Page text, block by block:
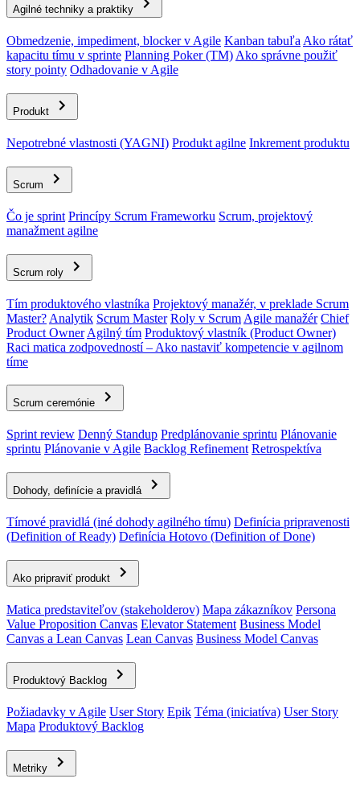
Agilné techniky a praktiky
Obmedzenie, impediment, blocker v Agile Kanban tabuľa Ako rátať
kapacitu tímu v sprinte Planning Poker (TM) Ako správne použiť
story pointy Odhadovanie v Agile
Produkt
Nepotrebné vlastnosti (YAGNI) Produkt agilne Inkrement produktu
Scrum
Čo je sprint Princípy Scrum Frameworku Scrum, projektový
manažment agilne
Scrum roly
Tím produktového vlastníka Projektový manažér, v preklade Scrum
Master? Analytik Scrum Master Roly v Scrum Agile manažér Chief
Product Owner Agilný tím Produktový vlastník (Product Owner)
Raci matica zodpovedností – Ako nastaviť kompetencie v agilnom
tíme
Scrum ceremónie
Sprint review Denný Standup Predplánovanie sprintu Plánovanie
sprintu Plánovanie v Agile Backlog Refinement Retrospektíva
Dohody, definície a pravidlá
Tímové pravidlá (iné dohody agilného tímu) Definícia pripravenosti
(Definition of Ready) Definícia Hotovo (Definition of Done)
Ako pripraviť produkt
Matica predstaviteľov (stakeholderov) Mapa zákazníkov Persona
Value Proposition Canvas Elevator Statement Business Model
Canvas a Lean Canvas Lean Canvas Business Model Canvas
Produktový Backlog
Požiadavky v Agile User Story Epik Téma (iniciatíva) User Story
Mapa Produktový Backlog
Metriky